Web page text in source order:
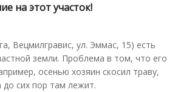
на этот участок!
Вецмилгравис, ул. Эммас, 15) есть
земли. Проблема в том, что его
осенью хозяин скосил траву,
до сих пор там лежит.